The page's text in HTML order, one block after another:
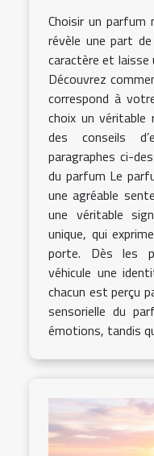
Choisir un parfum
révèle une part
caractère et laisse
Découvrez
correspond à
choix un
des conseils
paragraphes ci-
du parfum Le
une agréable
une véritable
unique, qui
porte. Dès les
véhicule une
chacun est perçu
sensorielle du
émotions, tandis